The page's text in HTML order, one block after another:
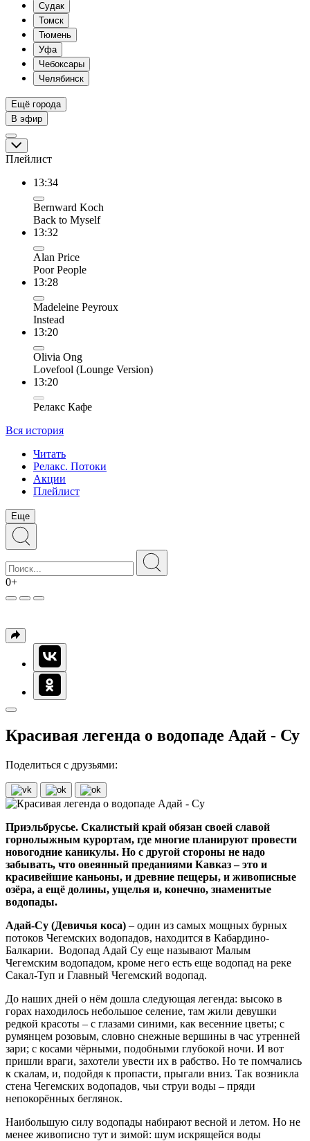
Судак
Томск
Тюмень
Уфа
Чебоксары
Челябинск
Ещё города
В эфир
Плейлист
13:34
Bernward Koch
Back to Myself
13:32
Alan Price
Poor People
13:28
Madeleine Peyroux
Instead
13:20
Olivia Ong
Lovefool (Lounge Version)
13:20
Релакс Кафе
Вся история
Читать
Релакс. Потоки
Акции
Плейлист
Еще
0+
Красивая легенда о водопаде Адай - Су
Поделиться с друзьями:
Приэльбрусье. Скалистый край обязан своей славой
горнолыжным курортам, где многие планируют провести
новогодние каникулы. Но с другой стороны не надо
забывать, что овеянный преданиями Кавказ – это и
красивейшие каньоны, и древние пещеры, и живописные
озёра, а ещё долины, ущелья и, конечно, знаменитые
водопады.
Адай-Су (Девичья коса) – один из самых мощных бурных
потоков Чегемских водопадов, находится в Кабардино-
Балкарии. Водопад Адай Су еще называют Малым
Чегемским водопадом, кроме него есть еще водопад на реке
Сакал-Туп и Главный Чегемский водопад.
До наших дней о нём дошла следующая легенда: высоко в
горах находилось небольшое селение, там жили девушки
редкой красоты – с глазами синими, как весенние цветы; с
румянцем розовым, словно снежные вершины в час утренней
зари; с косами чёрными, подобными глубокой ночи. И вот
пришли враги, захотели увести их в рабство. Но те помчались
к скалам, и, подойдя к пропасти, прыгали вниз. Так возникла
стена Чегемских водопадов, чьи струи воды – пряди
непокорённых беглянок.
Наибольшую силу водопады набирают весной и летом. Но не
менее живописно тут и зимой: шум искрящейся воды